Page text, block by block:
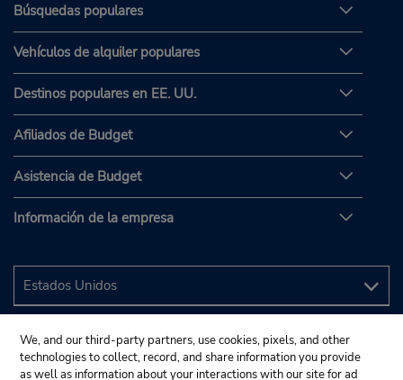
Búsquedas populares
Vehículos de alquiler populares
Destinos populares en EE. UU.
Afiliados de Budget
Asistencia de Budget
Información de la empresa
We, and our third-party partners, use cookies, pixels, and other
technologies to collect, record, and share information you provide
as well as information about your interactions with our site for ad